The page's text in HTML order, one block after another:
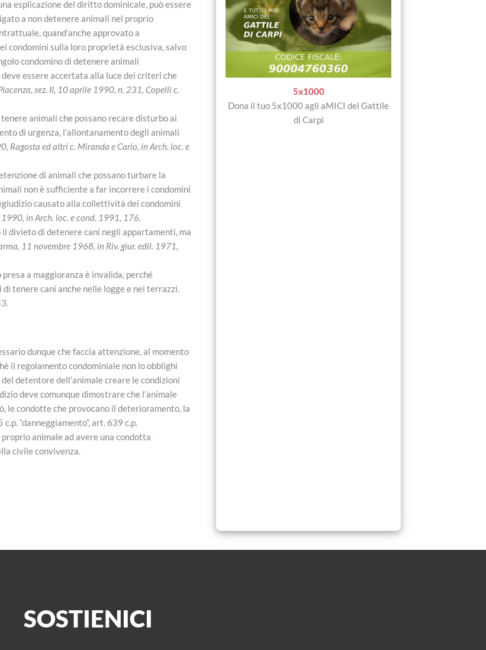
esplicazione del diritto dominicale, può essere
a non detenere animali nel proprio
quand’anche approvato a
condomini sulla loro proprietà esclusiva, salvo
condomino di detenere animali
essere accertata alla luce dei criteri che
sez. II, 10 aprile 1990, n. 231, Copelli c.
animali che possano recare disturbo ai
di urgenza, l’allontanamento degli animali
Ragosta ed altri c. Miranda e Cario, in Arch. loc. e
di animali che possano turbare la
non è sufficiente a far incorrere i condomini
causato alla collettività dei condomini
in Arch. loc. e cond. 1991, 176.
il divieto di detenere cani negli appartamenti, ma
11 novembre 1968, in Riv. giur. edil. 1971,
a maggioranza è invalida, perché
tenere cani anche nelle logge e nei terrazzi.
dunque che faccia attenzione, al momento
il regolamento condominiale non lo obblighi
detentore dell’animale creare le condizioni
deve comunque dimostrare che l’animale
le condotte che provocano il deterioramento, la
“danneggiamento”, art. 639 c.p.
animale ad avere una condotta
civile convivenza.
5x1000
Dona il tuo 5x1000 agli aMICI del Gattile
di Carpi
SOSTIENICI